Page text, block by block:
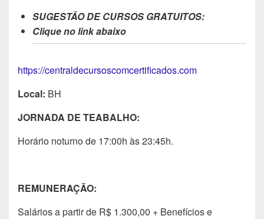
SUGESTÃO DE CURSOS GRATUITOS:
Clique no link abaixo
https://centraldecursoscomcertificados.com
Local: BH
JORNADA DE TEABALHO:
Horário noturno de 17:00h às 23:45h.
REMUNERAÇÃO:
Salários a partir de R$ 1.300,00 + Benefícios e